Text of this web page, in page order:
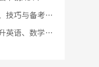
技巧与备考指
英语、数学、